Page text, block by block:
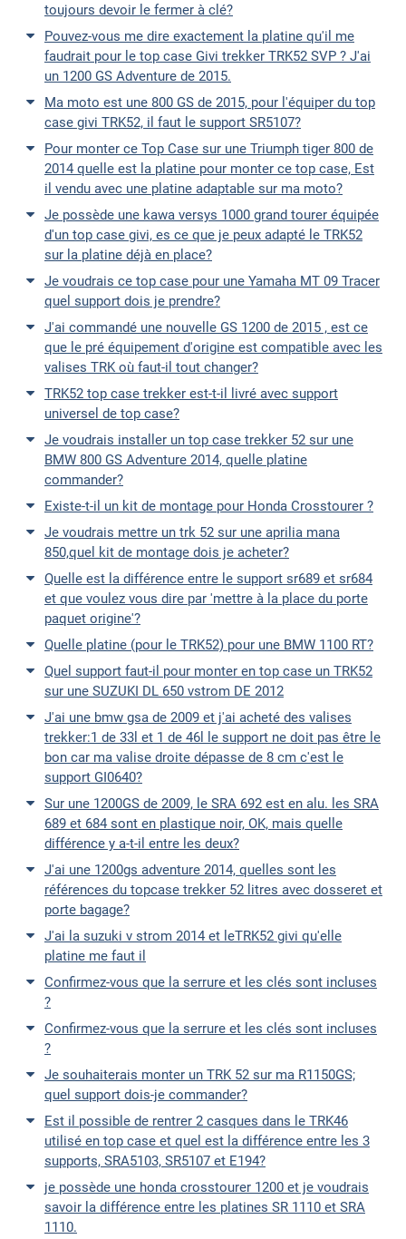
toujours devoir le fermer à clé?
Pouvez-vous me dire exactement la platine qu'il me
faudrait pour le top case Givi trekker TRK52 SVP ? J'ai
un 1200 GS Adventure de 2015.
Ma moto est une 800 GS de 2015, pour l'équiper du top
case givi TRK52, il faut le support SR5107?
Pour monter ce Top Case sur une Triumph tiger 800 de
2014 quelle est la platine pour monter ce top case, Est
il vendu avec une platine adaptable sur ma moto?
Je possède une kawa versys 1000 grand tourer équipée
d'un top case givi, es ce que je peux adapté le TRK52
sur la platine déjà en place?
Je voudrais ce top case pour une Yamaha MT 09 Tracer
quel support dois je prendre?
J'ai commandé une nouvelle GS 1200 de 2015 , est ce
que le pré équipement d'origine est compatible avec les
valises TRK où faut-il tout changer?
TRK52 top case trekker est-t-il livré avec support
universel de top case?
Je voudrais installer un top case trekker 52 sur une
BMW 800 GS Adventure 2014, quelle platine
commander?
Existe-t-il un kit de montage pour Honda Crosstourer ?
Je voudrais mettre un trk 52 sur une aprilia mana
850,quel kit de montage dois je acheter?
Quelle est la différence entre le support sr689 et sr684
et que voulez vous dire par 'mettre à la place du porte
paquet origine'?
Quelle platine (pour le TRK52) pour une BMW 1100 RT?
Quel support faut-il pour monter en top case un TRK52
sur une SUZUKI DL 650 vstrom DE 2012
J'ai une bmw gsa de 2009 et j'ai acheté des valises
trekker:1 de 33l et 1 de 46l le support ne doit pas être le
bon car ma valise droite dépasse de 8 cm c'est le
support GI0640?
Sur une 1200GS de 2009, le SRA 692 est en alu. les SRA
689 et 684 sont en plastique noir, OK, mais quelle
différence y a-t-il entre les deux?
J'ai une 1200gs adventure 2014, quelles sont les
références du topcase trekker 52 litres avec dosseret et
porte bagage?
J'ai la suzuki v strom 2014 et leTRK52 givi qu'elle
platine me faut il
Confirmez-vous que la serrure et les clés sont incluses
?
Confirmez-vous que la serrure et les clés sont incluses
?
Je souhaiterais monter un TRK 52 sur ma R1150GS;
quel support dois-je commander?
Est il possible de rentrer 2 casques dans le TRK46
utilisé en top case et quel est la différence entre les 3
supports, SRA5103, SR5107 et E194?
je possède une honda crosstourer 1200 et je voudrais
savoir la différence entre les platines SR 1110 et SRA
1110.